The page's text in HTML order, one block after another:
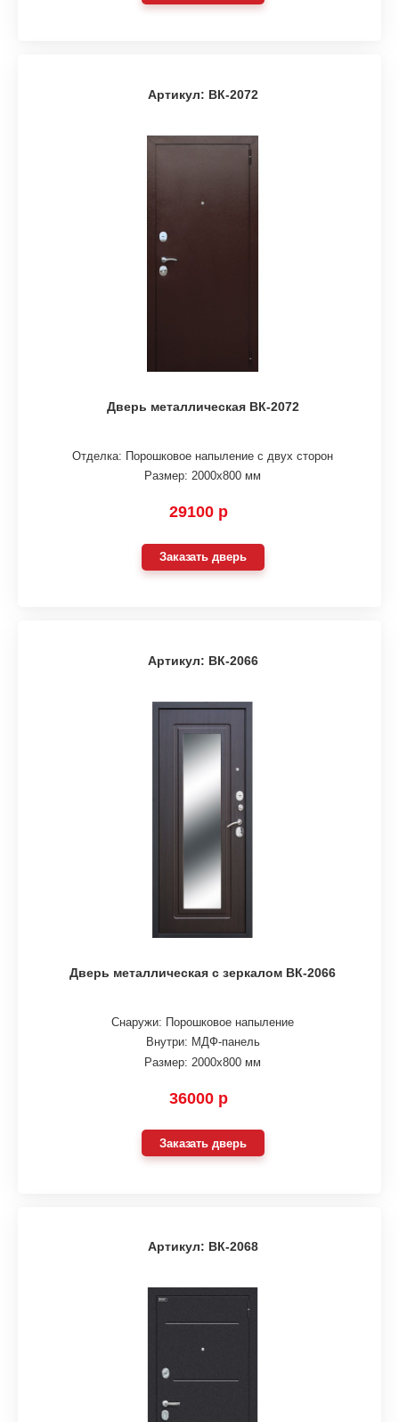
Артикул: ВК-2072
Дверь металлическая ВК-2072
Отделка: Порошковое напыление с двух сторон
Размер: 2000х800 мм
29100 р
Заказать дверь
Артикул: ВК-2066
Дверь металлическая с зеркалом ВК-2066
Снаружи: Порошковое напыление
Внутри: МДФ-панель
Размер: 2000х800 мм
36000 р
Заказать дверь
Артикул: ВК-2068